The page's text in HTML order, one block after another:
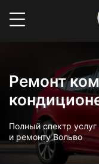
Ремонт
Полный спектр
и ремонту Вольво